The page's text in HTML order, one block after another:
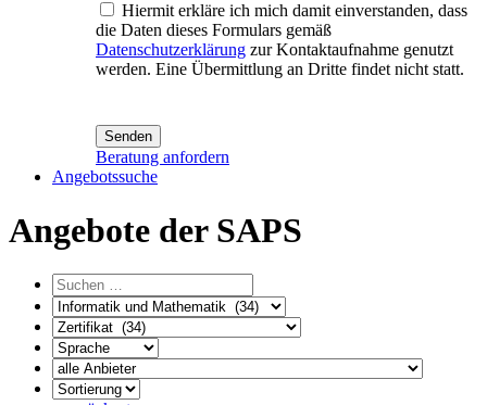
Hiermit erkläre ich mich damit einverstanden, dass
die Daten dieses Formulars gemäß
Datenschutzerklärung zur Kontaktaufnahme genutzt
werden. Eine Übermittlung an Dritte findet nicht statt.
Senden
Beratung anfordern
Angebotssuche
Angebote der SAPS